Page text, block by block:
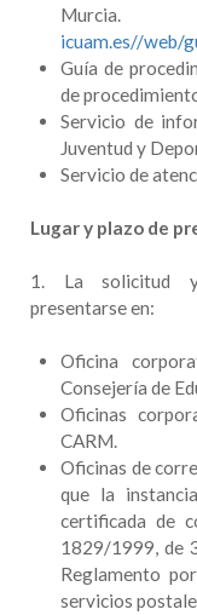
icuam.es//web/
Guía de
de
Servicio de
Juventud y
Servicio de
Lugar y plazo de
1. La solicitud y
presentarse en:
Oficina
Consejería de
Oficinas
CARM.
Oficinas de
que la
certificada de
1829/1999, de
Reglamento
servicios